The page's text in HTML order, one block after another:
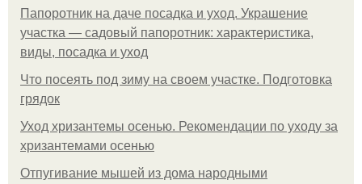
Папоротник на даче посадка и уход. Украшение
участка — садовый папоротник: характеристика,
виды, посадка и уход
Что посеять под зиму на своем участке. Подготовка
грядок
Уход хризантемы осенью. Рекомендации по уходу за
хризантемами осенью
Отпугивание мышей из дома народными